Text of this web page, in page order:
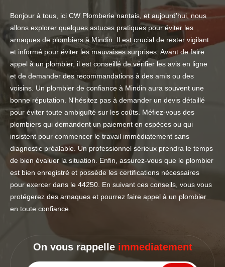
Bonjour à tous, ici CW Plomberie nantais, et aujourd'hui, nous
allons explorer quelques astuces pratiques pour éviter les
arnaques de plombiers à Mindin. Il est crucial de rester vigilant
et informé pour éviter les mauvaises surprises. Avant de faire
appel à un plombier, il est conseillé de vérifier les avis en ligne
et de demander des recommandations à des amis ou des
voisins. Un plombier de confiance à Mindin aura souvent une
bonne réputation. N'hésitez pas à demander un devis détaillé
pour éviter toute ambiguïté sur les coûts. Méfiez-vous des
plombiers qui demandent un paiement en espèces ou qui
insistent pour commencer le travail immédiatement sans
diagnostic préalable. Un professionnel sérieux prendra le temps
de bien évaluer la situation. Enfin, assurez-vous que le plombier
est bien enregistré et possède les certifications nécessaires
pour exercer dans le 44250. En suivant ces conseils, vous vous
protégerez des arnaques et pourrez faire appel à un plombier
en toute confiance.
On vous rappelle immediatement